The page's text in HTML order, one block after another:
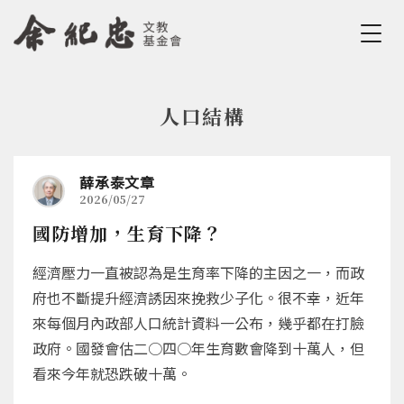
Jump to Navigation
Jump to Main content
人口結構
薛承泰文章
2026/05/27
國防增加，生育下降？
經濟壓力一直被認為是生育率下降的主因之一，而政
府也不斷提升經濟誘因來挽救少子化。很不幸，近年
來每個月內政部人口統計資料一公布，幾乎都在打臉
政府。國發會估二○四○年生育數會降到十萬人，但
看來今年就恐跌破十萬。